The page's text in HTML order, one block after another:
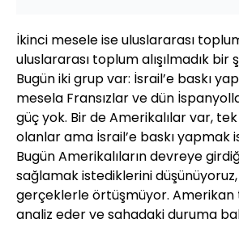
İkinci mesele ise uluslararası
uluslararası toplum alışılmadık bir
Bugün iki grup var: İsrail’e baskı
mesela Fransızlar ve dün
güç yok. Bir de Amerikalılar var,
olanlar ama İsrail’e baskı yapmak
Bugün Amerikalıların devreye
sağlamak istediklerini
gerçeklerle örtüşmüyor. Amerikan
analiz eder ve sahadaki duruma